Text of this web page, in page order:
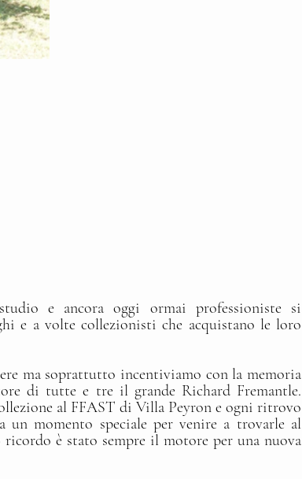
e ancora oggi ormai professioniste si
e a volte collezionisti che acquistano le loro
ma soprattutto incentiviamo con la memoria
di tutte e tre il grande Richard Fremantle.
al FFAST di Villa Peyron e ogni ritrovo
un momento speciale per venire a trovarle al
è stato sempre il motore per una nuova